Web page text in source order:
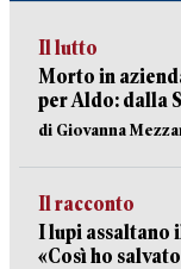
Il lutto
Morto in
per Aldo: dalla
di Giovanna
Il racconto
I lupi assaltano
«Così ho